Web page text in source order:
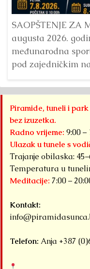
SAOPŠTENJE ZA
augusta 2026.
međunarodna
pod zajedničkim
Piramide, tuneli i
bez izuzetka.
Radno vrijeme: 9:00 –
Ulazak u tunele s
Trajanje obilaska:
Temperatura u
Meditacije: 7:00 –
Kontakt:
Telefon: Anja +387